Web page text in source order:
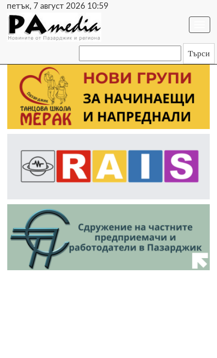
петък, 7 август 2026 10:59